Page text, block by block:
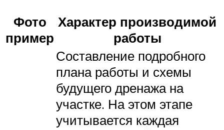
Фото
пример
Характер производимой
работы
Составление подробного
плана работы и схемы
будущего дренажа на
участке. На этом этапе
учитывается каждая